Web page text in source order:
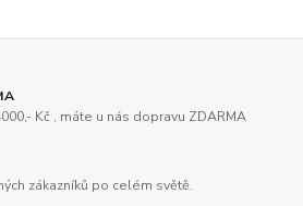
Kč , máte u nás dopravu ZDARMA
zákazníků po celém světě.